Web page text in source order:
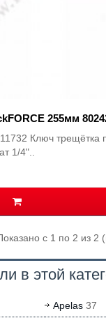
255мм
Ключ трещётка
1/4"..
с 1 по 2 из 2
в этой
Apelas37